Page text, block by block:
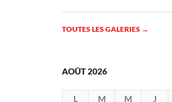
TOUTES LES GALERIES →
AOÛT 2026
L M M J